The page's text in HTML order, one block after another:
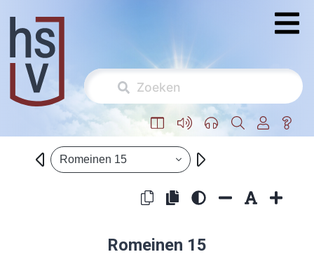
Romeinen 15
Romeinen 15